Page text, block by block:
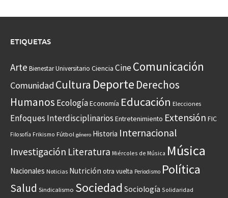
ETIQUETAS
Arte Bienestar Universitario Ciencia CineComunicación
Comunidad Cultura Deporte Derechos
Humanos EcologíaEconomía Educación Elecciones
Enfoques Interdisciplinarios Entretenimiento Extensión FIC
Filosofía Frikismo Fútbol género Historia Internacional
Investigación Literatura Miércoles de Música Música
Nacionales Noticias Nutrición otra vuelta Periodismo Política
Salud Sindicalismo Sociedad Sociología Solidaridad